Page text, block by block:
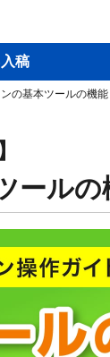
稿
の基本ツールの機
ール